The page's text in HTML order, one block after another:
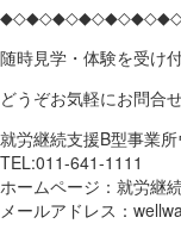
随時見学・体験を受け
どうぞお気軽にお問合
就労継続支援B型事業
TEL:011-641-1111
ホームページ：就労継
メールアドレス：